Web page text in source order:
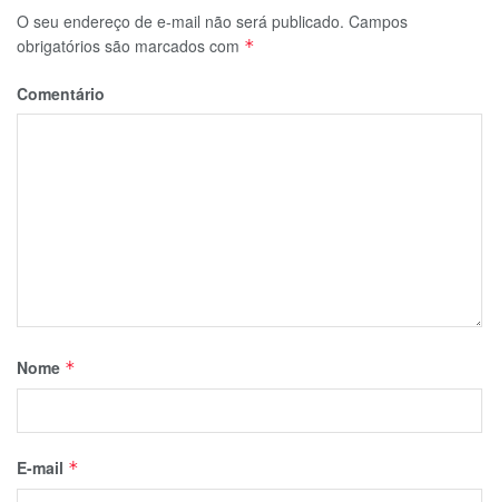
O seu endereço de e-mail não será publicado. Campos
obrigatórios são marcados com *
Comentário
Nome *
E-mail *